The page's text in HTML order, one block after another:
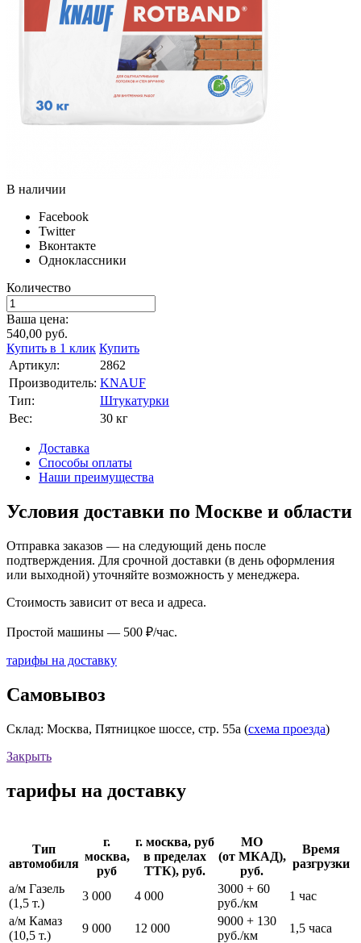
В наличии
Facebook
Twitter
Вконтакте
Одноклассники
Количество
Ваша цена:
540,00 руб.
Купить в 1 клик Купить
Артикул:
2862
Производитель: KNAUF
Тип:
Штукатурки
Вес:
30 кг
Доставка
Способы оплаты
Наши преимущества
Условия доставки по Москве и области
Отправка заказов — на следующий день после
подтверждения. Для срочной доставки (в день оформления
или выходной) уточняйте возможность у менеджера.
Стоимость зависит от веса и адреса.
Простой машины — 500 ₽/час.
тарифы на доставку
Самовывоз
Склад: Москва, Пятницкое шоссе, стр. 55а (схема проезда)
Закрыть
тарифы на доставку
Тип
автомобиля
г.
москва,
руб
г. москва, руб
в пределах
ТТК), руб.
МО
(от МКАД),
руб.
Время
разгрузки
а/м Газель
(1,5 т.)
3 000 4 000
3000 + 60
руб./км
1 час
а/м Камаз
(10,5 т.)
9 000 12 000
9000 + 130
руб./км
1,5 часа